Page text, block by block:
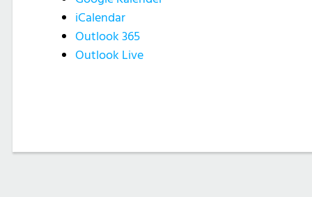
iCalendar
Outlook 365
Outlook Live